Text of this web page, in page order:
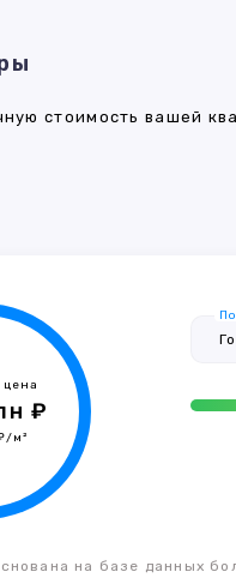
стоимость вашей
₽
м²
на базе данных